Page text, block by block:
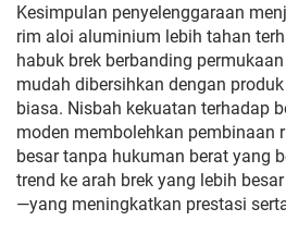
Kesimpulan penyelenggaraan
rim aloi aluminium lebih tahan
habuk brek berbanding
mudah dibersihkan dengan
biasa. Nisbah kekuatan terhadap
moden membolehkan pembinaan
besar tanpa hukuman berat yang
trend ke arah brek yang lebih
—yang meningkatkan prestasi